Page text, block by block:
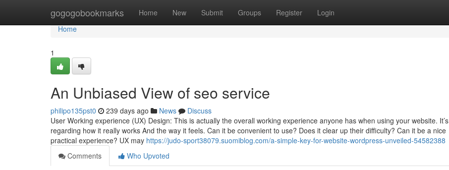
gogogobookmarks Home New Submit Groups Register Login
Home
Home
1
An Unbiased View of seo service
philipo135pst0 239 days ago News
Discuss
User Working experience (UX) Design: This is actually the overall working experience anyone has when using your website. It’s
regarding how it really works And the way it feels. Can it be convenient to use? Does it clear up their difficulty? Can it be a nice
practical experience? UX may https://judo-sport38079.suomiblog.com/a-simple-key-for-website-wordpress-unveiled-54582388
Comments
Who Upvoted